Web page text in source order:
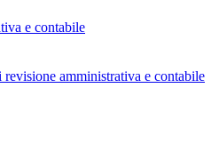
e contabile
amministrativa e contabile